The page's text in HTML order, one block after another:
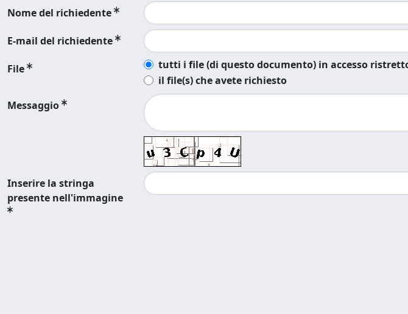
Nome del richiedente
E-mail del richiedente
File
tutti i file (di questo documento) in accesso
il file(s) che avete richiesto
Messaggio
Inserire la stringa
presente nell'immagine